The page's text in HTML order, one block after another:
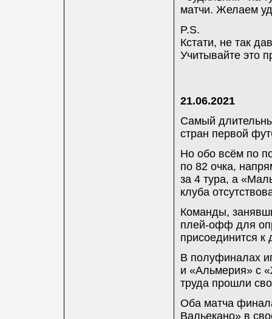
матчи. Желаем
P.S.
Кстати, не так
Учитывайте это
21.06.2021
Самый
стран первой
Но обо всём по
по 82 очка,
за 4 тура, а
клуба
Команды,
плей-офф для
присоединится
В полуфиналах
и «Альмерия» с
труда прошли
Оба матча
Вальекано» в